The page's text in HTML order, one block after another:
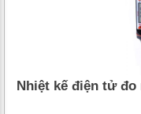
Nhiệt kế điện tử